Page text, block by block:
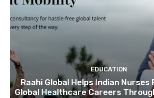
EDUCATION
Raahi Global Helps Indian
Global Healthcare Careers